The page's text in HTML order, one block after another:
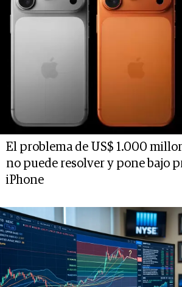
El problema de US$ 1.000
no puede resolver y pone bajo
iPhone